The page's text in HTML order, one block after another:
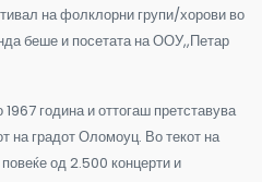
на фолклорни групи/хорови во
беше и посетата на ООУ,,Петар
година и оттогаш претставува
на градот Оломоуц. Во текот на
од 2.500 концерти и